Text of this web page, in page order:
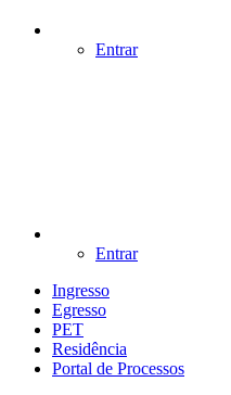
Entrar
Entrar
Ingresso
Egresso
PET
Residência
Portal de Processos